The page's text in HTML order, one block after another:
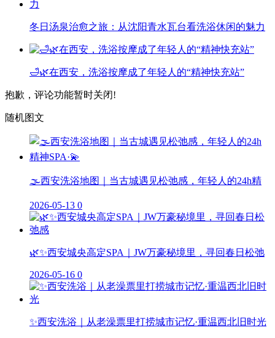
冬日汤泉治愈之旅：从沈阳青水瓦台看洗浴休闲的魅力
🛁🌿在西安，洗浴按摩成了年轻人的“精神快充站”
抱歉，评论功能暂时关闭!
随机图文
🌫️西安洗浴地图｜当古城遇见松弛感，年轻人的24h精
2026-05-13 0
🌿✨西安城央高定SPA｜JW万豪秘境里，寻回春日松弛
2026-05-16 0
✨西安洗浴｜从老澡票里打捞城市记忆·重温西北旧时光